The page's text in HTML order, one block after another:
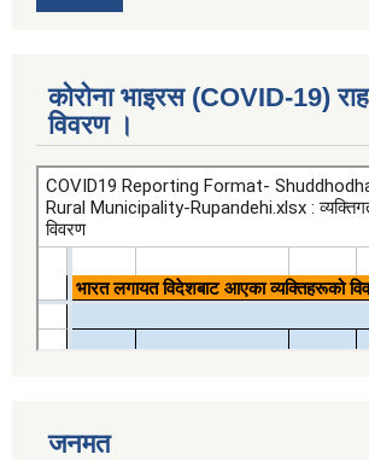
कोरोना भाइरस (COVID-19)
विवरण ।
जनमत